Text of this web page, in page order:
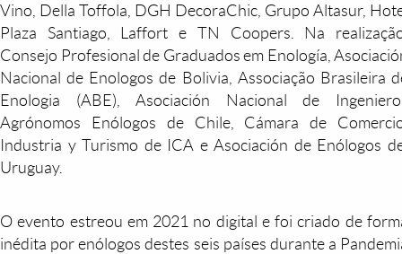
Vino, Della Toffola, DGH DecoraChic, Grupo Altasur,
Plaza Santiago, Laffort e TN Coopers. Na
Consejo Profesional de Graduados em Enología,
Nacional de Enologos de Bolivia, Associação Brasileira
Enologia (ABE), Asociación Nacional de
Agrónomos Enólogos de Chile, Cámara de
Industria y Turismo de ICA e Asociación de Enólogos
Uruguay.
O evento estreou em 2021 no digital e foi criado de
inédita por enólogos destes seis países durante a